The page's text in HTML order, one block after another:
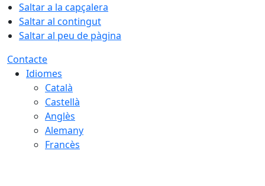
Saltar a la capçalera
Saltar al contingut
Saltar al peu de pàgina
Contacte
Idiomes
Català
Castellà
Anglès
Alemany
Francès